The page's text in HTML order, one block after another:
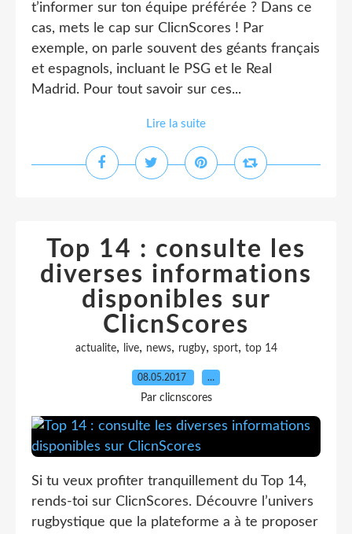
t’informer sur ton équipe préférée ? Dans ce
cas, mets le cap sur ClicnScores ! Par
exemple, on parle souvent des géants français
et espagnols, incluant le PSG et le Real
Madrid. Pour tout savoir sur ces...
Lire la suite
Top 14 : consulte les
diverses informations
disponibles sur
ClicnScores
actualite, live, news, rugby, sport, top 14
08.05.2017 …
Par clicnscores
Si tu veux profiter tranquillement du Top 14,
rends-toi sur ClicnScores. Découvre l’univers
rugbystique que la plateforme a à te proposer